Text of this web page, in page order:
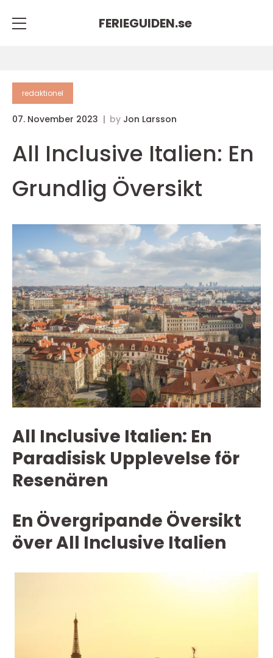
FERIEGUIDEN.se
redaktionel
07. November 2023 by Jon Larsson
All Inclusive Italien: En
Grundlig Översikt
All Inclusive Italien: En
Paradisisk Upplevelse för
Resenären
En Övergripande Översikt
över All Inclusive Italien